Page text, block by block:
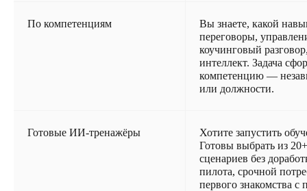
По компетенциям
Вы знаете, какой
переговоры,
коучинговый
интеллект. Задача
компетенцию —
или должности.
Готовые ИИ-тренажёры
Хотите запустить
Готовы выбрать из
сценариев без
пилота, срочной
первого знакомства с